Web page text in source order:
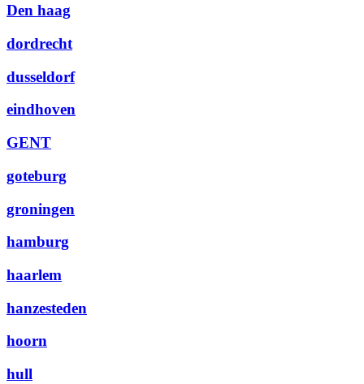
Den haag
dordrecht
dusseldorf
eindhoven
GENT
goteburg
groningen
hamburg
haarlem
hanzesteden
hoorn
hull